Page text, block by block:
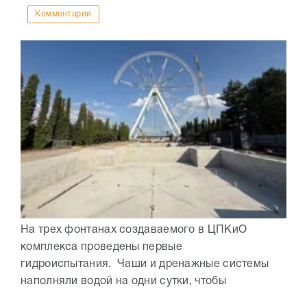
Комментарии
На трех фонтанах создаваемого в ЦПКиО
комплекса проведены первые
гидроиспытания. Чаши и дренажные системы
наполняли водой на одни сутки, чтобы